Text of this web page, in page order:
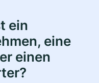
ein
eine
einen